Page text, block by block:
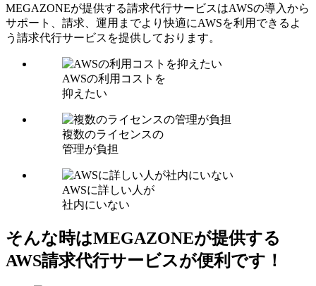
MEGAZONEが提供する請求代行サービスはAWSの導入から
サポート、請求、運用までより快適にAWSを利用できるよ
う請求代行サービスを提供しております。
AWSの利用コストを
抑えたい
複数のライセンスの
管理が負担
AWSに詳しい人が
社内にいない
そんな時はMEGAZONEが提供する
AWS請求代行サービスが便利です！